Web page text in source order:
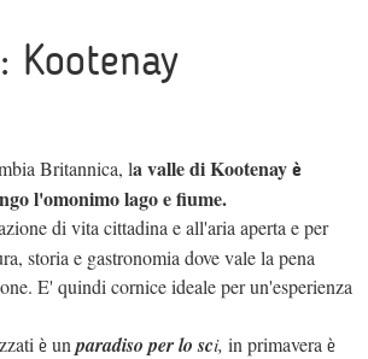
Kootenay
Britannica, la valle di Kootenay è
l'omonimo lago e fiume.
di vita cittadina e all'aria aperta e per
storia e gastronomia dove vale la pena
E' quindi cornice ideale per un'esperienza
è un paradiso per lo sci, in primavera è